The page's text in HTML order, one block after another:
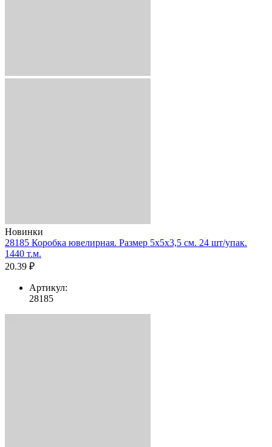
Новинки
28185 Коробка ювелирная. Размер 5x5x3,5 см. 24 шт/упак.
1440 т.м.
20.39 ₽
Артикул:
28185